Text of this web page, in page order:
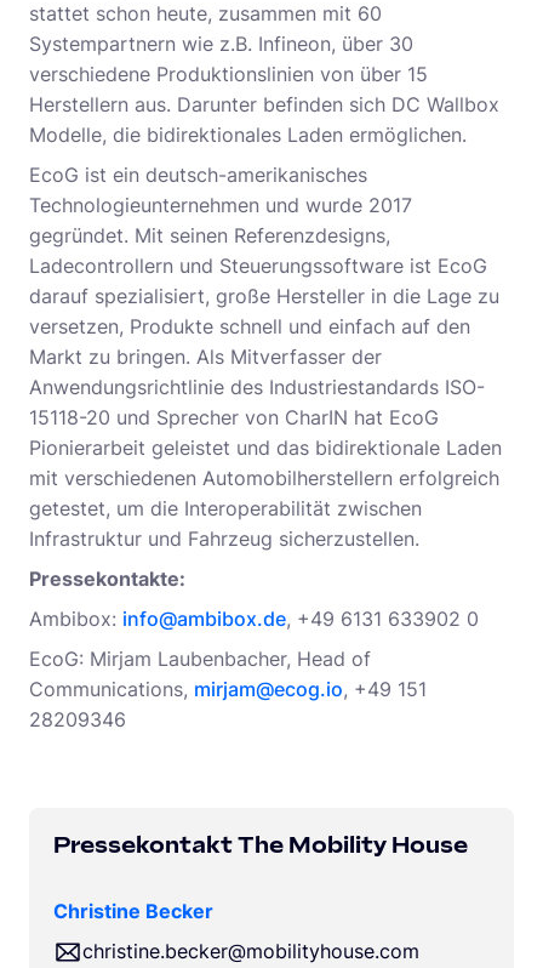
stattet schon heute, zusammen mit 60
Systempartnern wie z.B. Infineon, über 30
verschiedene Produktionslinien von über 15
Herstellern aus. Darunter befinden sich DC Wallbox
Modelle, die bidirektionales Laden ermöglichen.
EcoG ist ein deutsch-amerikanisches
Technologieunternehmen und wurde 2017
gegründet. Mit seinen Referenzdesigns,
Ladecontrollern und Steuerungssoftware ist EcoG
darauf spezialisiert, große Hersteller in die Lage zu
versetzen, Produkte schnell und einfach auf den
Markt zu bringen. Als Mitverfasser der
Anwendungsrichtlinie des Industriestandards ISO-
15118-20 und Sprecher von CharIN hat EcoG
Pionierarbeit geleistet und das bidirektionale Laden
mit verschiedenen Automobilherstellern erfolgreich
getestet, um die Interoperabilität zwischen
Infrastruktur und Fahrzeug sicherzustellen.
Pressekontakte:
Ambibox: info@ambibox.de, +49 6131 633902 0
EcoG: Mirjam Laubenbacher, Head of
Communications, mirjam@ecog.io, +49 151
28209346
Pressekontakt The Mobility House
Christine Becker
christine.becker@mobilityhouse.com